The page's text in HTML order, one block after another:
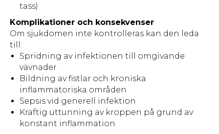
tass)
Komplikationer och konsekvenser
Om sjukdomen inte kontrolleras kan den leda
till:
Spridning av infektionen till omgivande
vävnader
Bildning av fistlar och kroniska
inflammatoriska områden
Sepsis vid generell infektion
Kraftig uttunning av kroppen på grund av
konstant inflammation